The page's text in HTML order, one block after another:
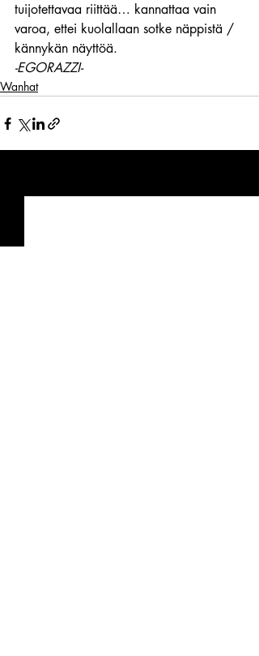
tuijotettavaa riittää… kannattaa vain
varoa, ettei kuolallaan sotke näppistä /
kännykän näyttöä.
-EGORAZZI-
Wanhat